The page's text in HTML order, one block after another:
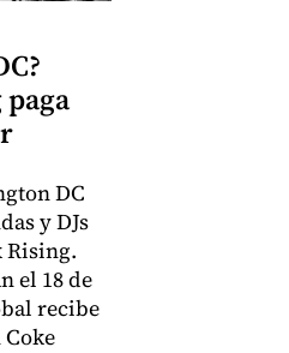
DC
y DJs
Rising.
el 18 de
recibe
Coke